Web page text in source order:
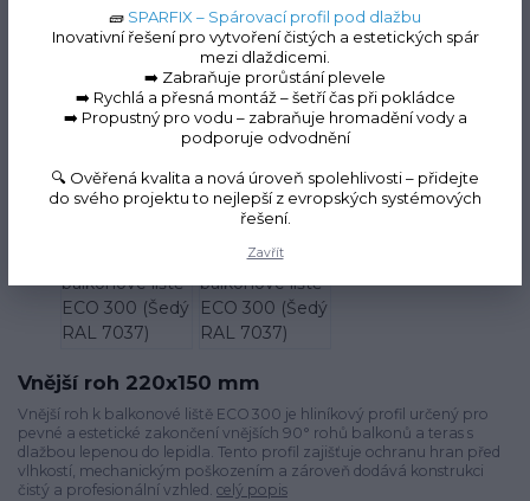
Roh k balkonové liště
ECO 300 (Šedý RAL 7037)
Novinka
Vnější roh 220x150 mm
Vnější roh k balkonové liště ECO 300 je hliníkový profil určený pro
pevné a estetické zakončení vnějších 90° rohů balkonů a teras s
dlažbou lepenou do lepidla. Tento profil zajišťuje ochranu hran před
vlhkostí, mechanickým poškozením a zároveň dodává konstrukci
čistý a profesionální vzhled. celý popis
🧱 SPARFIX – Spárovací profil pod dlažbu
Inovativní řešení pro vytvoření čistých a estetických spár
mezi dlaždicemi.
➡️ Zabraňuje prorůstání plevele
➡️ Rychlá a přesná montáž – šetří čas při pokládce
➡️ Propustný pro vodu – zabraňuje hromadění vody a
podporuje odvodnění
🔍 Ověřená kvalita a nová úroveň spolehlivosti – přidejte
do svého projektu to nejlepší z evropských systémových
řešení.
Zavřít